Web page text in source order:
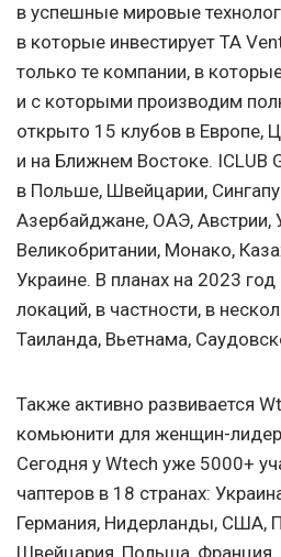
в успешные мировые
в которые инвестирует TA
только те компании, в
и с которыми производим
открыто 15 клубов в Европе,
и на Ближнем Востоке. ICLUB
в Польше, Швейцарии,
Азербайджане, ОАЭ, Австрии,
Великобритании, Монако,
Украине. В планах на 2023
локаций, в частности, в
Таиланда, Вьетнама,
Также активно развивается
комьюнити для женщин-
Сегодня у Wtech уже 5000+
чаптеров в 18 странах:
Германия, Нидерланды, США,